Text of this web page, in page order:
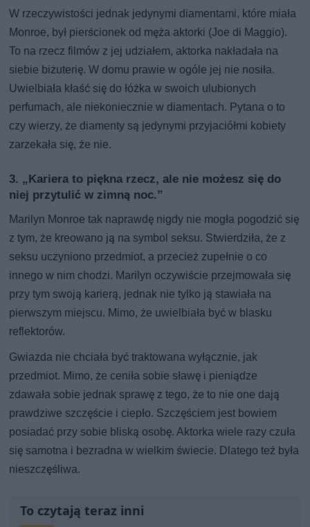
W rzeczywistości jednak jedynymi diamentami, które miała
Monroe, był pierścionek od męża aktorki (Joe di Maggio).
To na rzecz filmów z jej udziałem, aktorka nakładała na
siebie biżuterię. W domu prawie w ogóle jej nie nosiła.
Uwielbiała kłaść się do łóżka w swoich ulubionych
perfumach, ale niekoniecznie w diamentach. Pytana o to
czy wierzy, że diamenty są jedynymi przyjaciółmi kobiety
zarzekała się, że nie.
3. „Kariera to piękna rzecz, ale nie możesz się do
niej przytulić w zimną noc.”
Marilyn Monroe tak naprawdę nigdy nie mogła pogodzić się
z tym, że kreowano ją na symbol seksu. Stwierdziła, że z
seksu uczyniono przedmiot, a przecież zupełnie o co
innego w nim chodzi. Marilyn oczywiście przejmowała się
przy tym swoją karierą, jednak nie tylko ją stawiała na
pierwszym miejscu. Mimo, że uwielbiała być w blasku
reflektorów.
Gwiazda nie chciała być traktowana wyłącznie, jak
przedmiot. Mimo, że ceniła sobie sławę i pieniądze
zdawała sobie jednak sprawę z tego, że to nie one dają
prawdziwe szczęście i ciepło. Szczęściem jest bowiem
posiadać przy sobie bliską osobę. Aktorka wiele razy czuła
się samotna i bezradna w wielkim świecie. Dlatego też była
nieszczęśliwa.
To czytają teraz inni